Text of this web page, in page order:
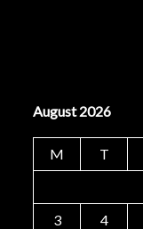
August 2026
M T
3
4